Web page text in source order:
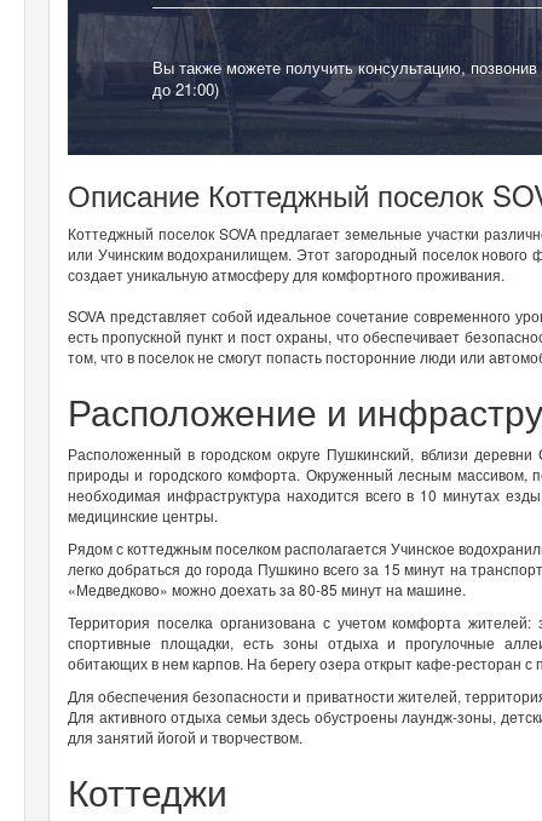
Вы также можете получить консультацию,
до 21:00)
Описание Коттеджный поселок
Коттеджный поселок SOVA предлагает земельные участки
или Учинским водохранилищем. Этот загородный поселок нового
создает уникальную атмосферу для комфортного проживания.
SOVA представляет собой идеальное сочетание современного
есть пропускной пункт и пост охраны, что обеспечивает
том, что в поселок не смогут попасть посторонние люди или
Расположение и
Расположенный в городском округе Пушкинский, вблизи
природы и городского комфорта. Окруженный лесным массивом,
необходимая инфраструктура находится всего в 10 минутах
медицинские центры.
Рядом с коттеджным поселком располагается Учинское
легко добраться до города Пушкино всего за 15 минут на
«Медведково» можно доехать за 80-85 минут на машине.
Территория поселка организована с учетом комфорта
спортивные площадки, есть зоны отдыха и прогулочные
обитающих в нем карпов. На берегу озера открыт кафе-ресторан
Для обеспечения безопасности и приватности жителей,
Для активного отдыха семьи здесь обустроены лаундж-зоны,
для занятий йогой и творчеством.
Коттеджи